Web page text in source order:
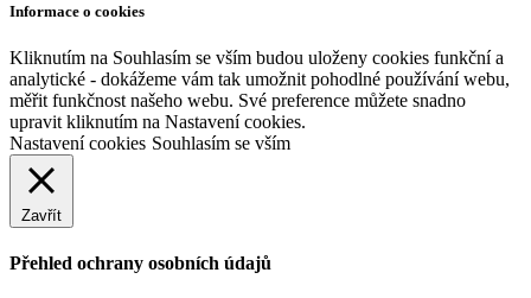
Informace o cookies
Kliknutím na Souhlasím se vším budou uloženy cookies funkční a
analytické - dokážeme vám tak umožnit pohodlné používání webu,
měřit funkčnost našeho webu. Své preference můžete snadno
upravit kliknutím na Nastavení cookies.
Nastavení cookies Souhlasím se vším
Zavřít
Přehled ochrany osobních údajů